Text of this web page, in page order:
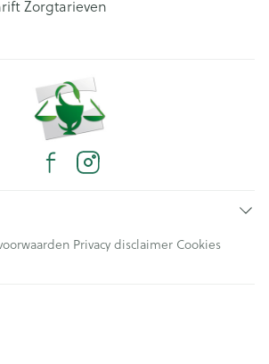
Zorgtarieven
Privacy disclaimer Cookies